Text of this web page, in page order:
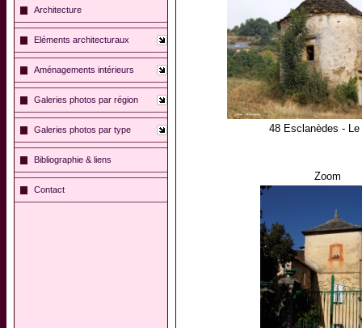
Architecture
Eléments architecturaux
Aménagements intérieurs
Galeries photos par région
Galeries photos par type
Bibliographie & liens
Contact
48 Esclanèdes - Le
Zoom